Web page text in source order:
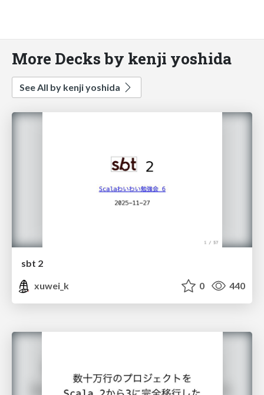
More Decks by kenji yoshida
See All by kenji yoshida
sbt 2
xuwei_k
0 440